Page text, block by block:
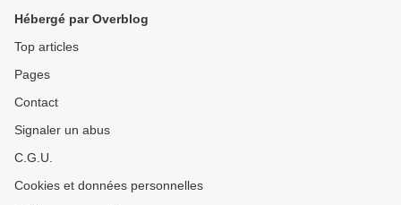
Hébergé par Overblog
Top articles
Pages
Contact
Signaler un abus
C.G.U.
Cookies et données personnelles